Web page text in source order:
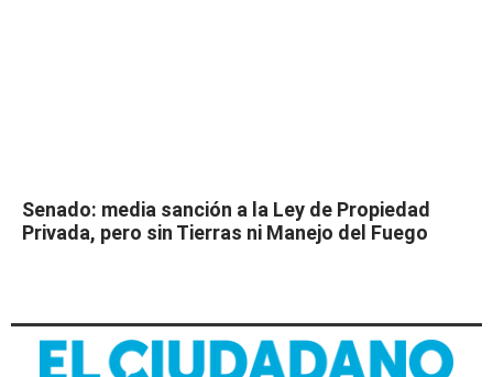
Senado: media sanción a la Ley de Propiedad
Privada, pero sin Tierras ni Manejo del Fuego